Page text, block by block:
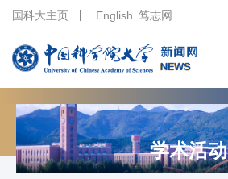
国科大主页 English 笃志网
学术活动